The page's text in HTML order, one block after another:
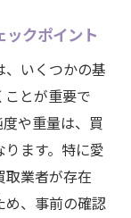
ックポイント
いくつかの基
とが重要で
や重量は、買
ます。特に愛
取業者が存在
め、事前の確認